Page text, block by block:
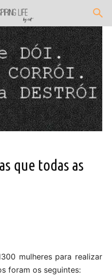
que todas as
mulheres para realizar
foram os seguintes: